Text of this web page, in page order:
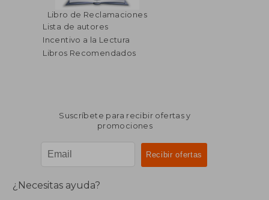
45%
dcto.
$ 186.85
$ 102.77
Libro de Reclamaciones
Lista de autores
Incentivo a la Lectura
Libros Recomendados
Suscríbete para recibir ofertas y
promociones
¿Necesitas ayuda?